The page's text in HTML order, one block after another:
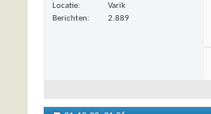
Locatie
Varik
Berichten
2.889